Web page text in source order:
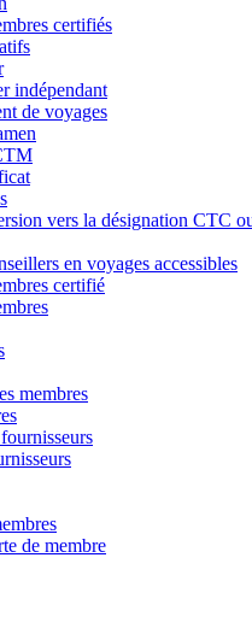
certifiés
indépendant
de voyages
vers la désignation CTC
en voyages accessibles
certifié
membres
de membre